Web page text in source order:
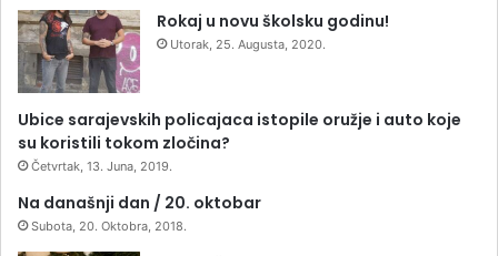
Rokaj u novu školsku godinu!
Utorak, 25. Augusta, 2020.
Ubice sarajevskih policajaca istopile oružje i auto koje
su koristili tokom zločina?
Četvrtak, 13. Juna, 2019.
Na današnji dan / 20. oktobar
Subota, 20. Oktobra, 2018.